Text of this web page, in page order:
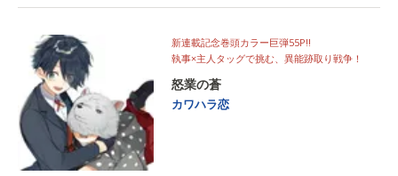
新連載記念巻頭カラー巨弾55P!!
執事×主人タッグで挑む、異能跡取り戦争！
怒業の蒼
カワハラ恋